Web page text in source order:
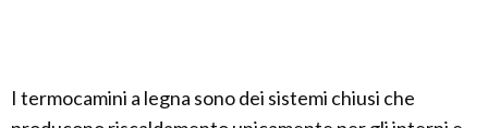
I termocamini a legna sono dei sistemi chiusi che